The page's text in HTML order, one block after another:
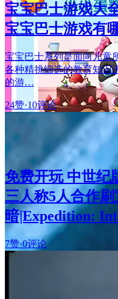
宝宝巴士游戏大
宝宝巴士游戏有
宝宝巴士系列是面向儿童
各种精挑细选的教育知识
的游…
24赞·10评论
免费开玩 中世纪
三人称5人合作
暗|Expedition:
7赞·0评论